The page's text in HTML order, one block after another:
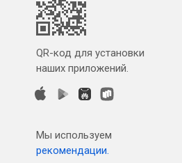
QR-код для установки
наших приложений.
Мы используем
рекомендации.